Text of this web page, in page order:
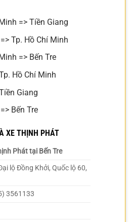
=> Tiền Giang
Tp. Hồ Chí Minh
=> Bến Tre
Hồ Chí Minh
Giang
Bến Tre
XE THỊNH PHÁT
Phát tại Bến Tre
lộ Đồng Khởi, Quốc lộ 60,
3561133